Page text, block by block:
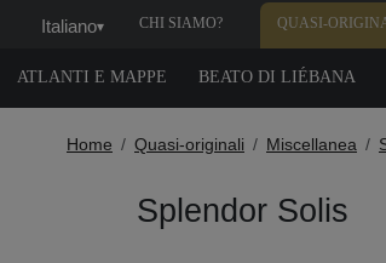
Italiano▾ CHI SIAMO? QUASI-
ATLANTI E MAPPE BEATO DI LIÉBANA
Home Quasi-originali Miscellanea
Splendor Solis